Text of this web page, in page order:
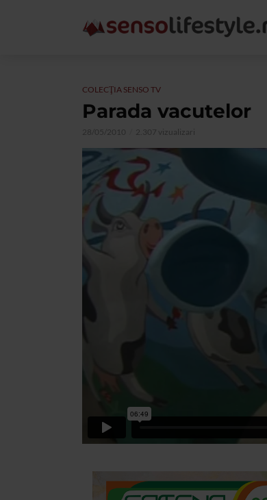
COLECŢIA SENSO TV
Parada vacutelor
28/05/2010 2.307 vizualizari